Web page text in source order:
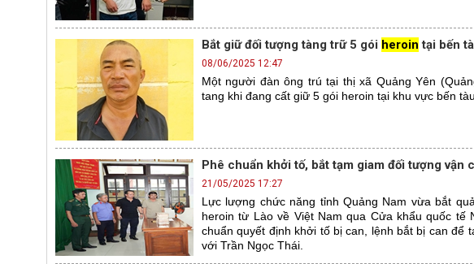
Bắt giữ đối tượng tàng trữ 5 gói heroin tại bến
08/06/2025 12:47
Một người đàn ông trú tại thị xã Quảng Yên
tang khi đang cất giữ 5 gói heroin tại khu vực bến
Phê chuẩn khởi tố, bắt tạm giam đối tượng vận
21/05/2025 17:27
Lực lượng chức năng tỉnh Quảng Nam vừa bắt
heroin từ Lào về Việt Nam qua Cửa khẩu quốc tế
chuẩn quyết định khởi tố bị can, lệnh bắt bị can để
với Trần Ngọc Thái.